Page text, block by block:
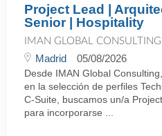
Project Lead |
Senior | Hospitality
IMAN GLOBAL CONSULTING
Madrid 05/08/2026
Desde IMAN Global
en la selección de perfiles
C-Suite, buscamos un/a
para incorporarse ...